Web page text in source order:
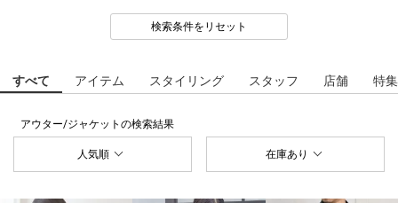
検索条件をリセット
すべて アイテム スタイリング スタッフ 店舗 特集
アウター/ジャケット の検索結果
人気順 在庫あり